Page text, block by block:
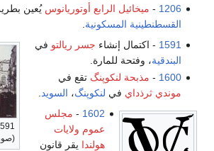
1206
- ميخائيل الرابع أوتوريانوس يُعين
القسطنطينية المسكونية.
(صورة
1591 - اكتمال إنشاء جسر ريالتو في
البندقية، وفتحة للمارة.
1600
- مذبحة لنكوپنگ تقع في
موندي ثرذداي في لنكوپنگ، السويد
1602
- مجلس
عموم ولايات
هولندا يقر قانون